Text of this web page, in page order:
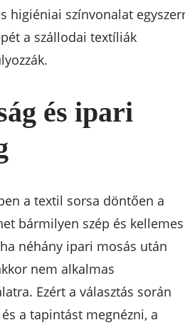
higiéniai színvonalat
a szállodai textíliák
és ipari
a textil sorsa döntően a
bármilyen szép és kellemes
néhány ipari mosás után
nem alkalmas
Ezért a választás során
a tapintást megnézni, a